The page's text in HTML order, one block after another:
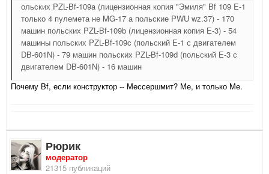
ольских PZL-Bf-109a (лицензионная копия "Эмиля" Bf 109 E-1
только 4 пулемета не MG-17 а польские PWU wz.37) - 170
машин польских PZL-Bf-109b (лицензионная копия Е-3) - 54
машины польских PZL-Bf-109c (польский Е-1 с двигателем
DB-601N) - 79 машин польских PZL-Bf-109d (польский Е-3 с
двигателем DB-601N) - 16 машин
Почему Bf, если конструктор -- Мессершмит? Ме, и только Ме.
Рюрик
модератор
21315 публикаций